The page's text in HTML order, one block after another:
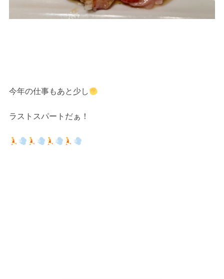
今年の仕事もあと少し
ラストスパートだぁ！